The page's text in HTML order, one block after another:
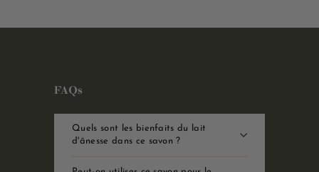
FAQs
Quels sont les bienfaits du lait
d'ânesse dans ce savon ?